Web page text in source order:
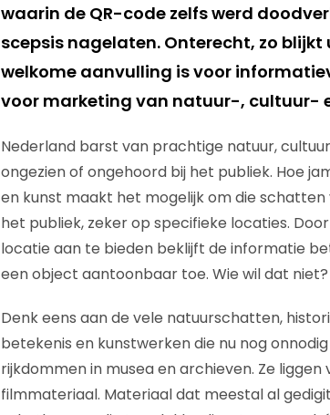
waarin de QR-code zelfs werd
scepsis nagelaten. Onterecht, zo
welkome aanvulling is voor
voor marketing van natuur-, cultuur-
Nederland barst van prachtige natuur,
ongezien of ongehoord bij het publiek. Hoe
en kunst maakt het mogelijk om die
het publiek, zeker op specifieke locaties.
locatie aan te bieden beklijft de informatie
een object aantoonbaar toe. Wie wil dat niet?
Denk eens aan de vele natuurschatten,
betekenis en kunstwerken die nu nog
rijkdommen in musea en archieven. Ze
filmmateriaal. Materiaal dat meestal al